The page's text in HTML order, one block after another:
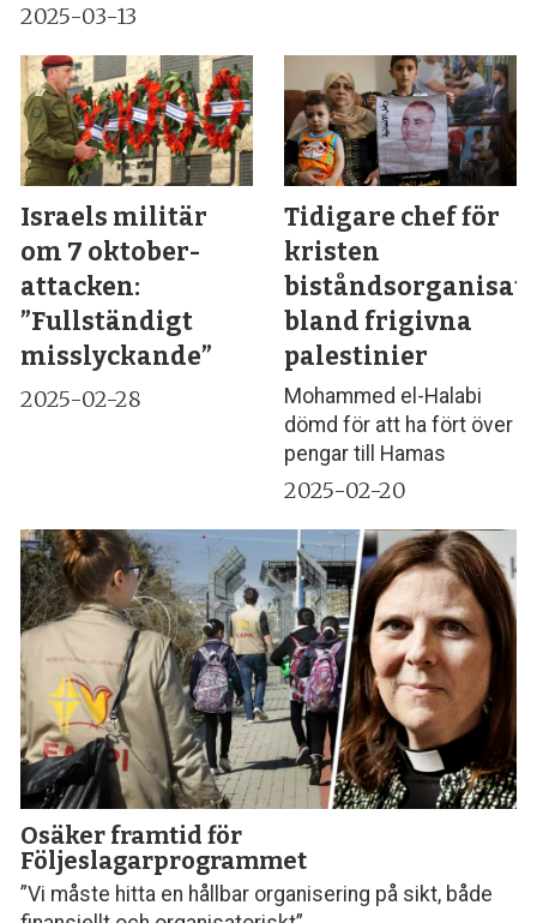
2025-03-13
Israels militär
om 7 oktober-
attacken:
”Fullständigt
misslyckande”
2025-02-28
Tidigare chef för
kristen
bland frigivna
palestinier
Mohammed el-Halabi
dömd för att ha fört över
pengar till Hamas
2025-02-20
Osäker framtid för
Följeslagarprogrammet
”Vi måste hitta en hållbar organisering på sikt, både